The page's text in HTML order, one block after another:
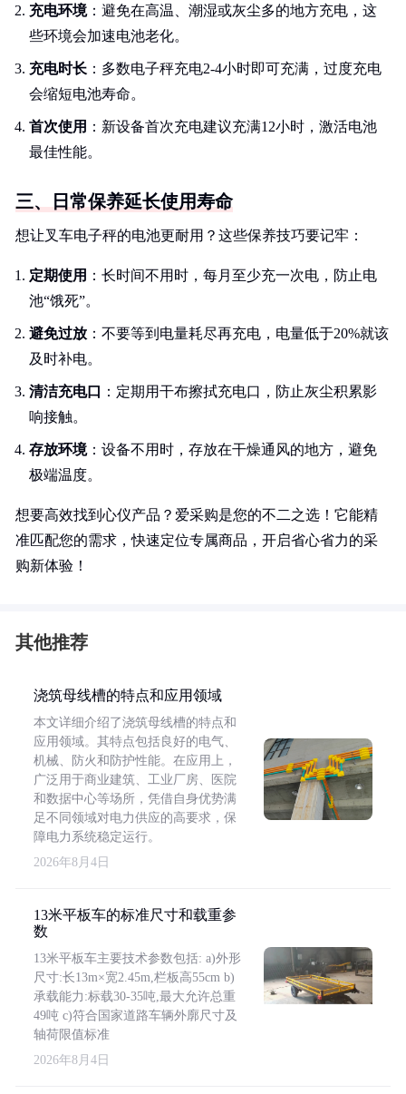
充电环境：避免在高温、潮湿或灰尘多的地方充电，这
些环境会加速电池老化。
充电时长 ：多数电子秤充电2-4小时即可充满，过度充电
会缩短电池寿命。
首次使用 ：新设备首次充电建议充满12小时，激活电池
最佳性能。
三、日常保养延长使用寿命
想让叉车电子秤的电池更耐用？这些保养技巧要记牢：
定期使用 ：长时间不用时，每月至少充一次电，防止电
池“饿死”。
避免过放 ：不要等到电量耗尽再充电，电量低于20%就该
及时补电。
清洁充电口
：定期用干布擦拭充电口，防止灰尘积累影
响接触。
存放环境：设备不用时，存放在干燥通风的地方，避免
极端温度。
想要高效找到心仪产品？爱采购是您的不二之选！它能精
准匹配您的需求，快速定位专属商品，开启省心省力的采
购新体验！
其他推荐
浇筑母线槽的特点和应用领域
本文详细介绍了浇筑母线槽的特点和
应用领域。其特点包括良好的电气、
机械、防火和防护性能。在应用上，
广泛用于商业建筑、工业厂房、医院
和数据中心等场所，凭借自身优势满
足不同领域对电力供应的高要求，保
障电力系统稳定运行。
2026年8月4日
13米平板车的标准尺寸和载重参
数
13米平板车主要技术参数包括: a)外形
尺寸:长13m×宽2.45m,栏板高55cm b)
承载能力:标载30-35吨,最大允许总重
49吨 c)符合国家道路车辆外廓尺寸及
轴荷限值标准
2026年8月4日